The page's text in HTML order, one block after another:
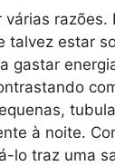
razões.
talvez estar
gastar
à noite.
lo traz uma